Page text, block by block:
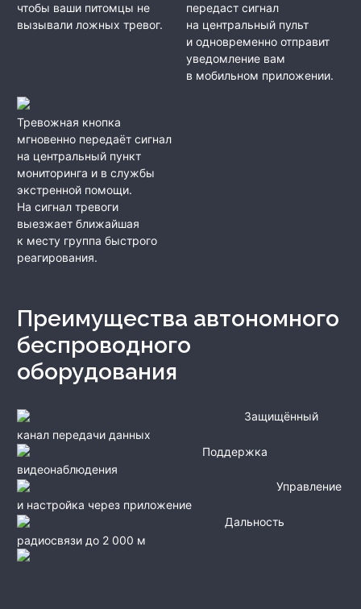
чтобы ваши питомцы не
вызывали ложных тревог.
передаст сигнал
на центральный пульт
и одновременно отправит
уведомление вам
в мобильном приложении.
Тревожная кнопка
мгновенно передаёт сигнал
на центральный пункт
мониторинга и в службы
экстренной помощи.
На сигнал тревоги
выезжает ближайшая
к месту группа быстрого
реагирования.
Преимущества автономного
беспроводного
оборудования
Защищённый
канал передачи данных
Поддержка
видеонаблюдения
Управление
и настройка через приложение
Дальность
радиосвязи до 2 000 м